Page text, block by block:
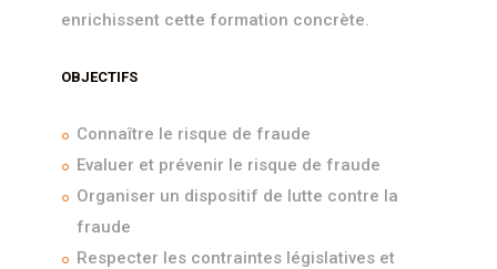
enrichissent cette formation concrète.
OBJECTIFS
Connaître le risque de fraude
Evaluer et prévenir le risque de fraude
Organiser un dispositif de lutte contre la
fraude
Respecter les contraintes législatives et